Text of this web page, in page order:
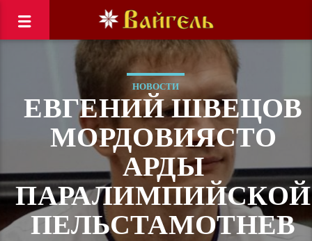
НОВОСТИ
ЕВГЕНИЙ ШВЕЦОВ
МОРДОВИЯСТО
АРДЫ
ПАРАЛИМПИЙСКОЙ
ПЕЛЬСТАМОТНЕВ